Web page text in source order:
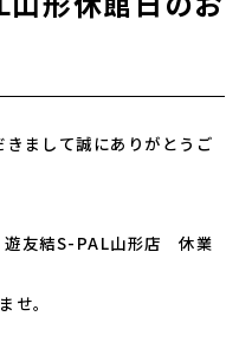
まして誠にありがとうご
友結S-PAL山形店 休業
せ。